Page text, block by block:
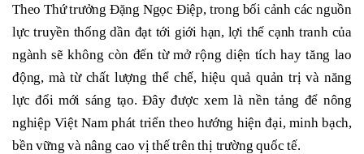
Theo Thứ trưởng Đặng Ngọc Điệp, trong bối cảnh các nguồn
lực truyền thống dần đạt tới giới hạn, lợi thế cạnh tranh của
ngành sẽ không còn đến từ mở rộng diện tích hay tăng lao
động, mà từ chất lượng thể chế, hiệu quả quản trị và năng
lực đổi mới sáng tạo. Đây được xem là nền tảng để nông
nghiệp Việt Nam phát triển theo hướng hiện đại, minh bạch,
bền vững và nâng cao vị thế trên thị trường quốc tế.